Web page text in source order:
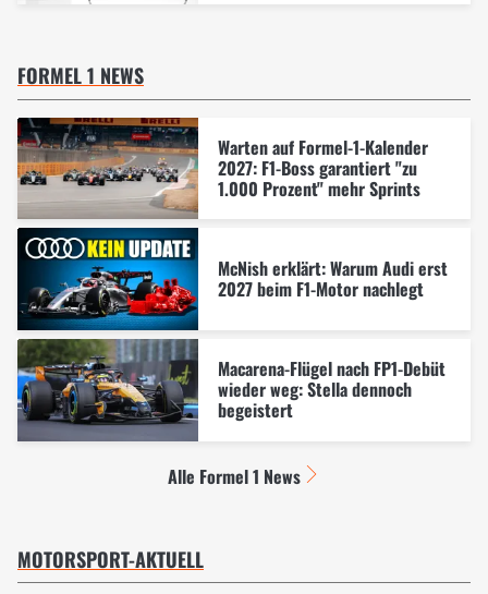
FORMEL 1 NEWS
Warten auf Formel-1-Kalender
2027: F1-Boss garantiert "zu
1.000 Prozent" mehr Sprints
McNish erklärt: Warum Audi erst
2027 beim F1-Motor nachlegt
Macarena-Flügel nach FP1-Debüt
wieder weg: Stella dennoch
begeistert
Alle Formel 1 News
MOTORSPORT-AKTUELL